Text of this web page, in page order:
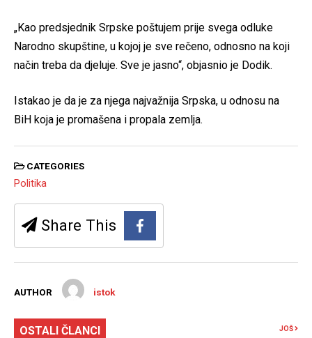
„Kao predsjednik Srpske poštujem prije svega odluke
Narodno skupštine, u kojoj je sve rečeno, odnosno na koji
način treba da djeluje. Sve je jasno“, objasnio je Dodik.
Istakao je da je za njega najvažnija Srpska, u odnosu na
BiH koja je promašena i propala zemlja.
CATEGORIES
Politika
Share This
AUTHOR istok
OSTALI ČLANCI JOŠ